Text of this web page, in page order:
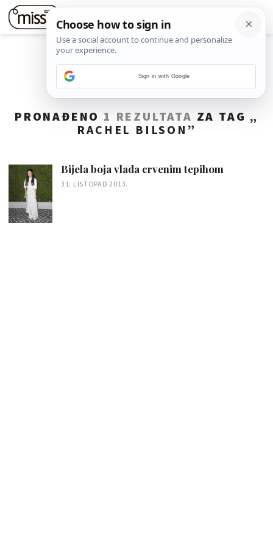
PRONAĐENO 1 REZULTATA ZA TAG „
RACHEL BILSON ”
Bijela boja vlada crvenim tepihom
31. LISTOPAD 2013.
Sign in with Google